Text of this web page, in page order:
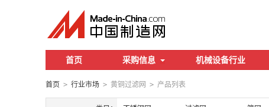
首页 采购信息 机械设备行业
首页 > 行业市场 > 黄铜过滤网 > 产品列表